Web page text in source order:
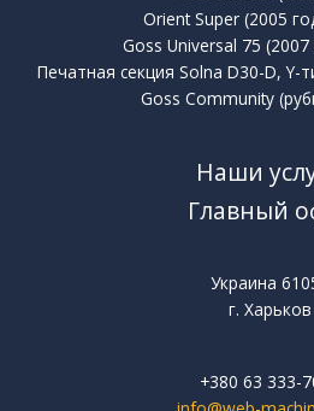
Orient Super (2005
Goss Universal 75 (2007
Печатная секция Solna D30-D, Y-
Goss Community
Наши
Главный
Украина
г. Харьков
+380 63 333-